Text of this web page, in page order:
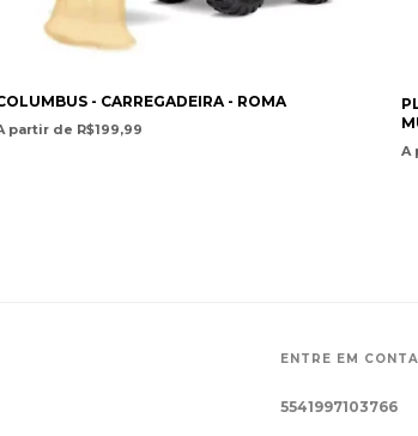
- CARREGADEIRA - ROMA
partir de R$199,99
A
ENTRE EM
5541997103766